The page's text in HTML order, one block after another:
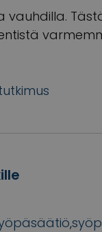
vauhdilla.
,